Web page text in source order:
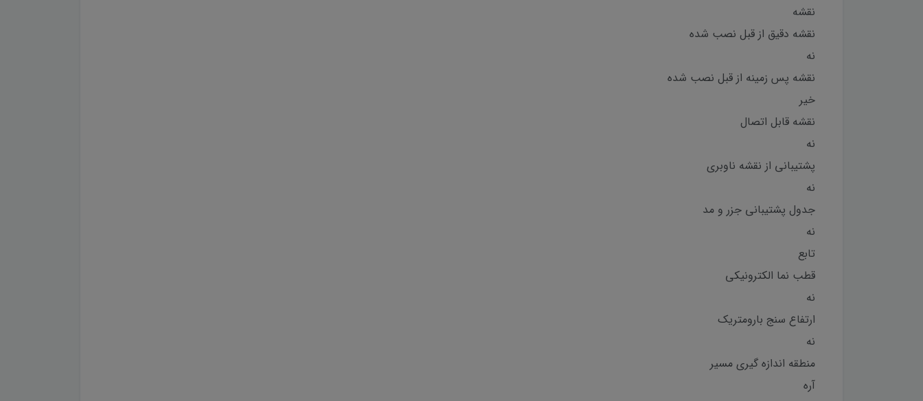
نقشه
نقشه دقیق از قبل نصب شده
نه
نقشه پس زمینه از قبل نصب شده
خیر
نقشه قابل اتصال
نه
پشتیبانی از نقشه ناوبری
نه
جدول پشتیبانی جزر و مد
نه
تابع
قطب نما الکترونیکی
نه
ارتفاع سنج بارومتریک
نه
منطقه اندازه گیری مسیر
آره